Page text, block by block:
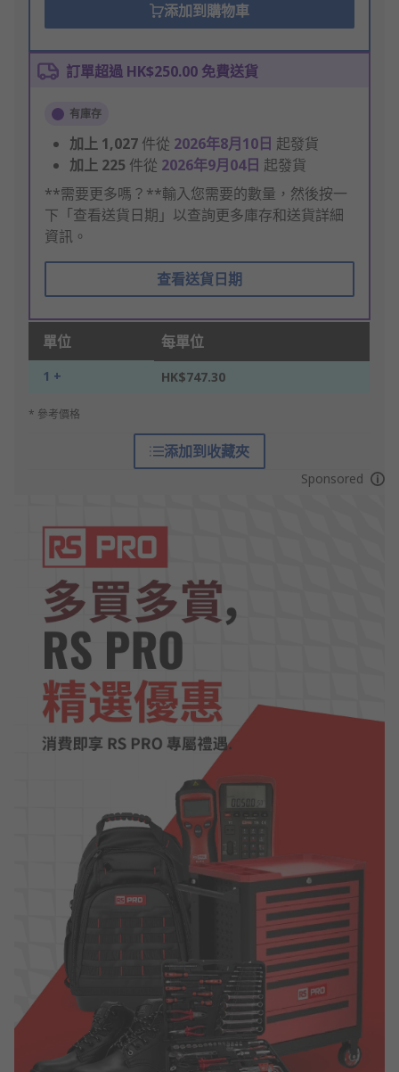
添加到購物車
訂單超過 HK$250.00 免費送貨
有庫存
加上 1,027 件從 2026年8月10日 起發貨
加上 225 件從 2026年9月04日 起發貨
**需要更多嗎？**輸入您需要的數量，然後按一
下「查看送貨日期」以查詢更多庫存和送貨詳細
資訊。
查看送貨日期
單位 每單位
1 + HK$747.30
* 參考價格
添加到收藏夾
Sponsored